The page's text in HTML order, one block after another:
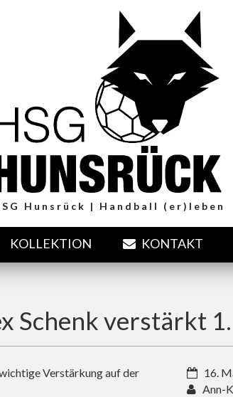
Hunsrück | Handball (er)leben
KOLLEKTION KONTAKT
Schenk verstärkt
Verstärkung auf der
16.
Ann-